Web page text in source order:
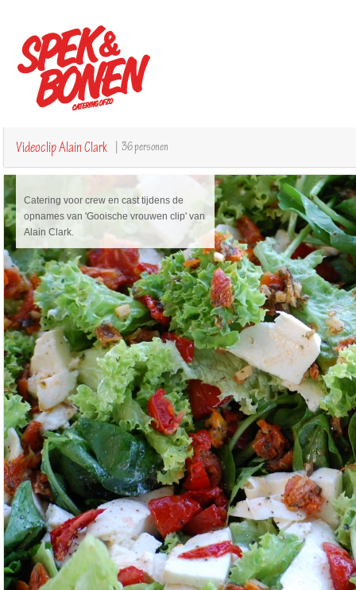
Videoclip Alain Clark | 36 personen
Catering voor crew en cast tijdens de
opnames van 'Gooische vrouwen clip' van
Alain Clark.